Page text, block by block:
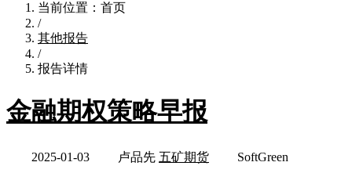
当前位置：首页
/
其他报告
/
报告详情
金融期权策略早报
2025-01-03 卢品先 五矿期货 SoftGreen